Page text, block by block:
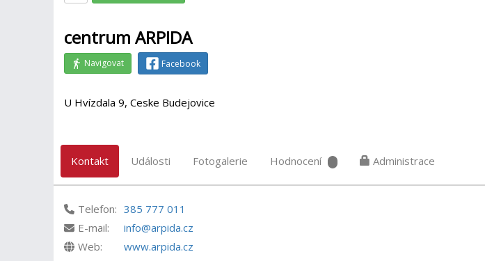
centrum ARPIDA
Navigovat Facebook
U Hvízdala 9, Ceske Budejovice
Kontakt Události Fotogalerie Hodnocení Administrace
Telefon: 385 777 011
E-mail:
info@arpida.cz
Web:
www.arpida.cz